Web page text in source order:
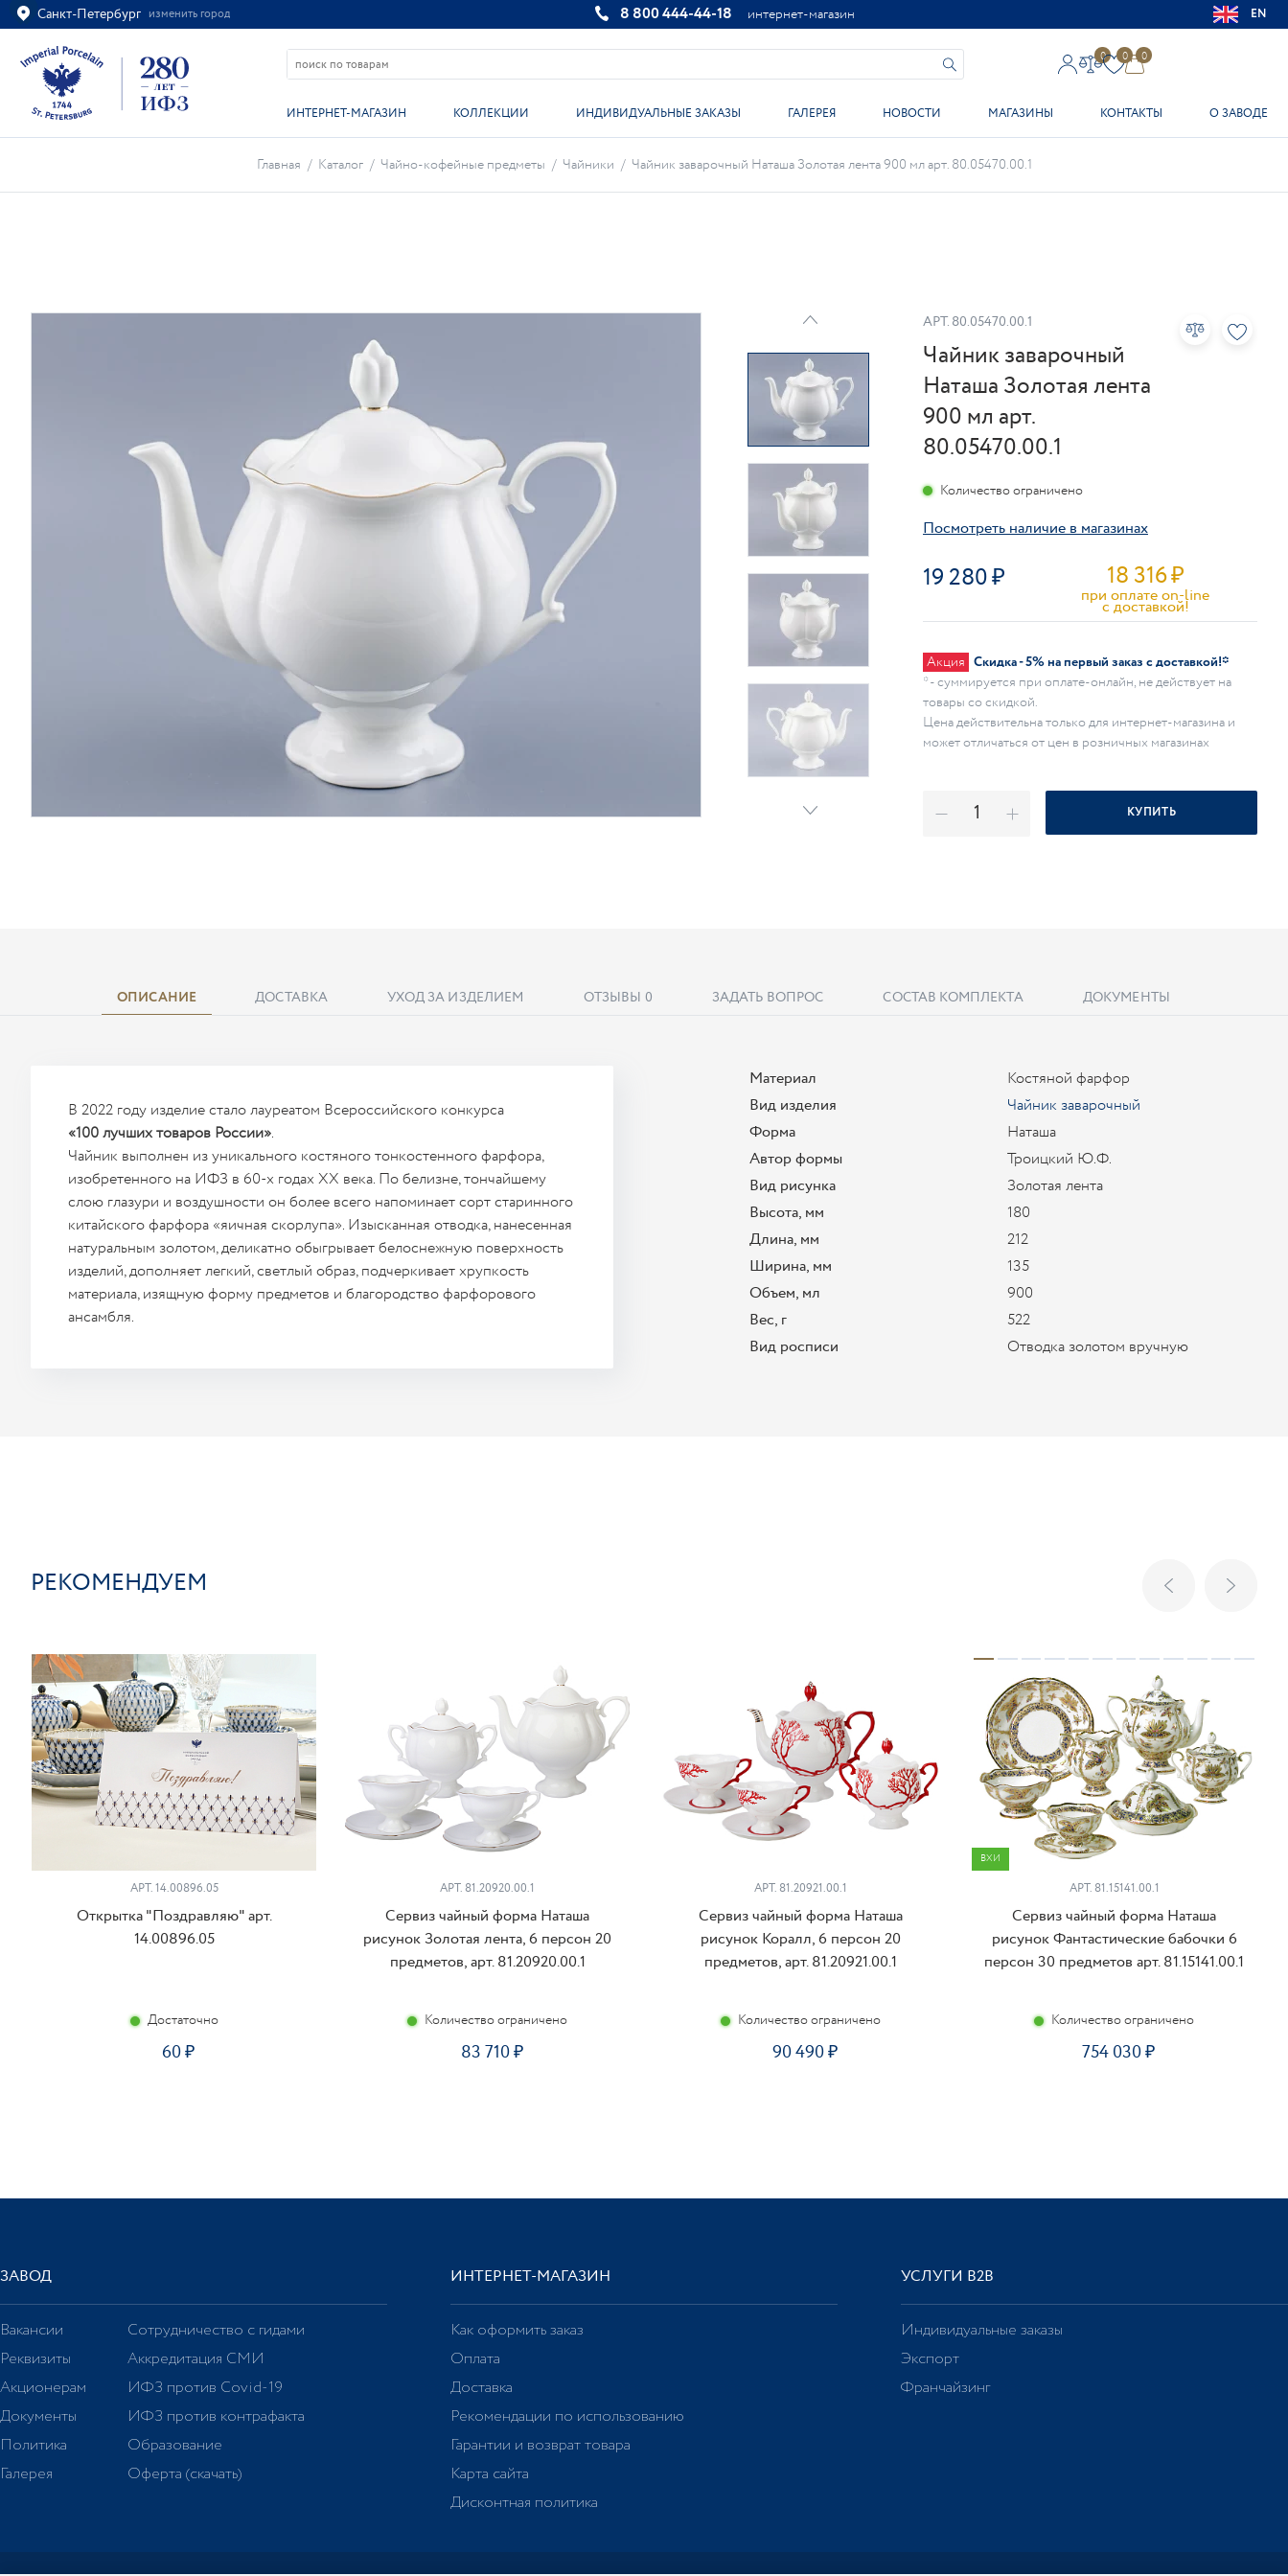
Санкт-Петербург изменить город
Ваш город Санкт-Петербург?
ВСЁ ВЕРНО ИЗМЕНИТЬ
8 800 444-44-18 интернет-магазин EN
0 0 0
ИНТЕРНЕТ-МАГАЗИН КОЛЛЕКЦИИ ИНДИВИДУАЛЬНЫЕ ЗАКАЗЫ ГАЛЕРЕЯ НОВОСТИ МАГАЗИНЫ КОНТАКТЫ О ЗАВОДЕ
Главная / Каталог / Чайно-кофейные предметы / Чайники / Чайник заварочный Наташа Золотая лента 900 мл арт. 80.05470.00.1
АРТ. 80.05470.00.1
Чайник заварочный
Наташа Золотая лента
900 мл арт.
80.05470.00.1
19 280 18 316₽
при оплате on-line
c доставкой!
Посмотреть наличие в магазинах
Количество ограничено
Акция Скидка - 5% на первый заказ с доставкой!*
* - суммируется при оплате-онлайн, не действует на
товары со скидкой.
Цена действительна только для интернет-магазина и
может отличаться от цен в розничных магазинах
КУПИТЬ
ОПИСАНИЕ ДОСТАВКА УХОД ЗА ИЗДЕЛИЕМ ОТЗЫВЫ 0 ЗАДАТЬ ВОПРОС СОСТАВ КОМПЛЕКТА ДОКУМЕНТЫ
В 2022 году изделие стало лауреатом Всероссийского конкурса
«100 лучших товаров России».
Чайник выполнен из уникального костяного тонкостенного фарфора,
изобретенного на ИФЗ в 60-х годах XX века. По белизне, тончайшему
слою глазури и воздушности он более всего напоминает сорт старинного
китайского фарфора «яичная скорлупа». Изысканная отводка, нанесенная
натуральным золотом, деликатно обыгрывает белоснежную поверхность
изделий, дополняет легкий, светлый образ, подчеркивает хрупкость
материала, изящную форму предметов и благородство фарфорового
ансамбля.
Материал
Костяной фарфор
Вид изделия
Чайник заварочный
Форма
Наташа
Автор формы
Троицкий Ю.Ф.
Вид рисунка
Золотая лента
Высота, мм
180
Длина, мм
212
Ширина, мм
135
Объем, мл
900
Вес, г
522
Вид росписи
Отводка золотом вручную
РЕКОМЕНДУЕМ
АРТ. 14.00896.05
Открытка "Поздравляю" арт.
14.00896.05
Достаточно
60
АРТ. 81.20920.00.1
Сервиз чайный форма Наташа
рисунок Золотая лента, 6 персон 20
предметов, арт. 81.20920.00.1
Количество ограничено
83 710
АРТ. 81.20921.00.1
Сервиз чайный форма Наташа
рисунок Коралл, 6 персон 20
предметов, арт. 81.20921.00.1
Количество ограничено
90 490
ВХИ
АРТ. 81.15141.00.1
Сервиз чайный форма Наташа
рисунок Фантастические бабочки 6
персон 30 предметов арт. 81.15141.00.1
Количество ограничено
754 030
ЗАВОД
Вакансии
Реквизиты
Акционерам
Документы
Политика
Галерея
Сотрудничество с гидами
Аккредитация СМИ
ИФЗ против Covid-19
ИФЗ против контрафакта
Образование
Оферта (скачать)
ИНТЕРНЕТ-МАГАЗИН
Как оформить заказ
Оплата
Доставка
Рекомендации по использованию
Гарантии и возврат товара
Карта сайта
Дисконтная политика
УСЛУГИ В2В
Индивидуальные заказы
Экспорт
Франчайзинг